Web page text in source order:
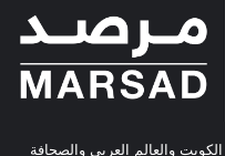
والعالم العربي والصحافة